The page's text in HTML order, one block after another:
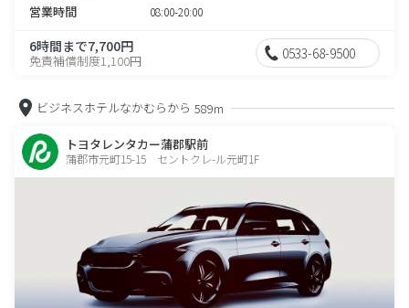
営業時間 08:00-20:00
6時間まで7,700円
免責補償制度1,100円 0533-68-9500
ビジネスホテルなかむらから 589m
トヨタレンタカー蒲郡駅前
蒲郡市元町15-15 セントクレ-ル元町1F